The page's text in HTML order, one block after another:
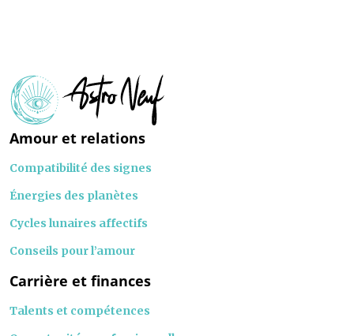
Amour et relations
Compatibilité des signes
Énergies des planètes
Cycles lunaires affectifs
Conseils pour l’amour
Carrière et finances
Talents et compétences